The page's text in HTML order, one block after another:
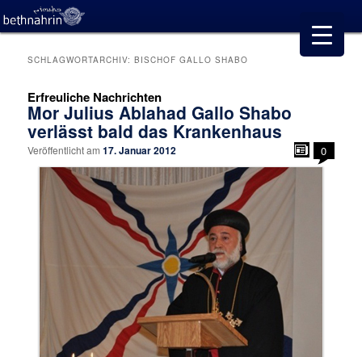
SCHLAGWORTARCHIV:BISCHOF GALLO SHABO
Erfreuliche Nachrichten
Mor Julius Ablahad Gallo Shabo
verlässt bald das Krankenhaus
Veröffentlicht am17. Januar 2012 0